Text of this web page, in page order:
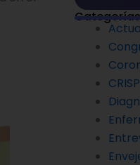
Categorías